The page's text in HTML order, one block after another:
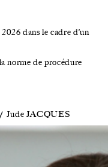
dans le cadre d’un
norme de procédure
Jude JACQUES